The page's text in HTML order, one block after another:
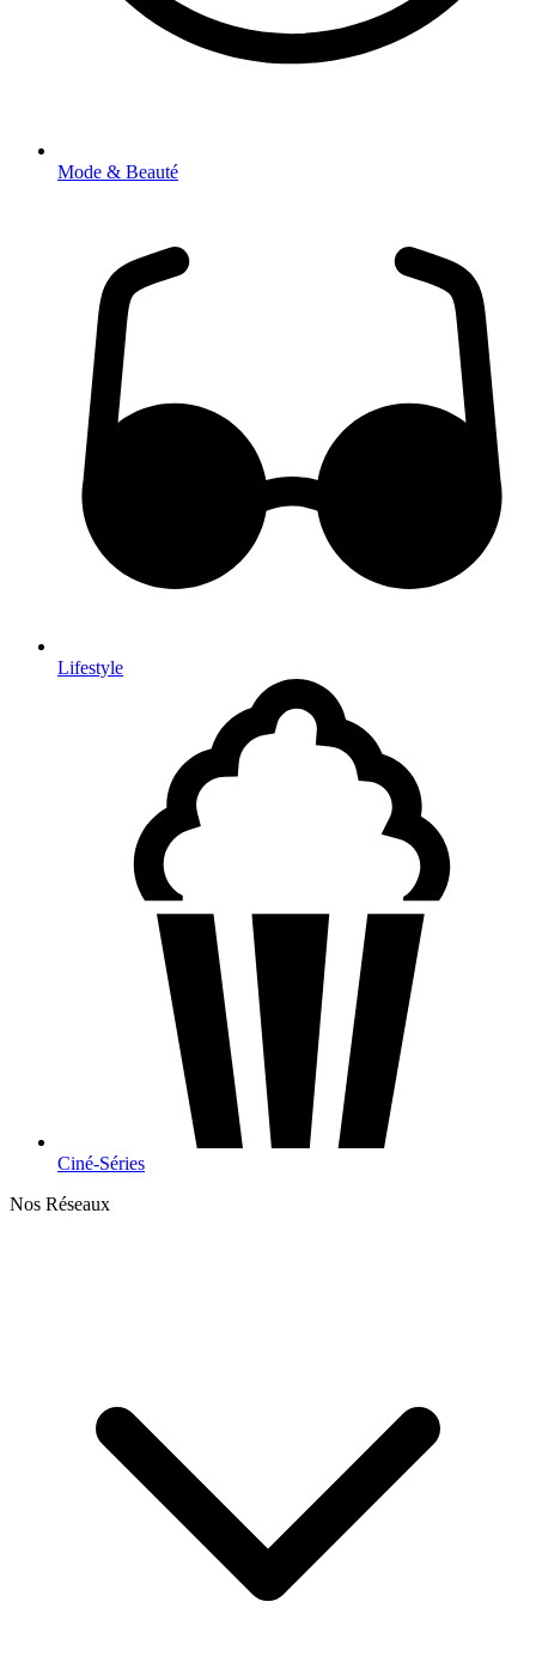
Mode & Beauté
Lifestyle
Ciné-Séries
Nos Réseaux